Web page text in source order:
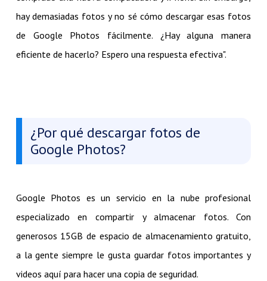
hay demasiadas fotos y no sé cómo descargar esas fotos
de Google Photos fácilmente. ¿Hay alguna manera
eficiente de hacerlo? Espero una respuesta efectiva".
¿Por qué descargar fotos de
Google Photos?
Google Photos es un servicio en la nube profesional
especializado en compartir y almacenar fotos. Con
generosos 15GB de espacio de almacenamiento gratuito,
a la gente siempre le gusta guardar fotos importantes y
videos aquí para hacer una copia de seguridad.